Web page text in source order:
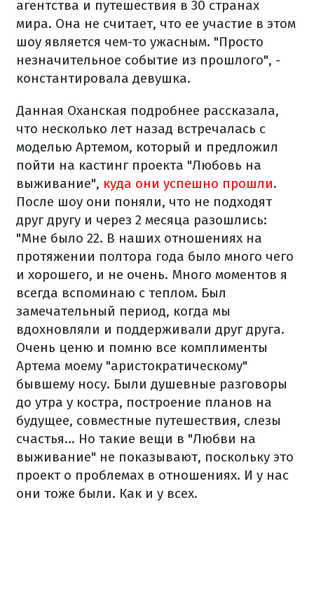
агентства и путешествия в 30 странах
мира. Она не считает, что ее участие в этом
шоу является чем-то ужасным. "Просто
незначительное событие из прошлого", -
константировала девушка.
Данная Оханская подробнее рассказала,
что несколько лет назад встречалась с
моделью Артемом, который и предложил
пойти на кастинг проекта "Любовь на
выживание", куда они успешно прошли.
После шоу они поняли, что не подходят
друг другу и через 2 месяца разошлись:
"Мне было 22. В наших отношениях на
протяжении полтора года было много чего
и хорошего, и не очень. Много моментов я
всегда вспоминаю с теплом. Был
замечательный период, когда мы
вдохновляли и поддерживали друг друга.
Очень ценю и помню все комплименты
Артема моему "аристократическому"
бывшему носу. Были душевные разговоры
до утра у костра, построение планов на
будущее, совместные путешествия, слезы
счастья... Но такие вещи в "Любви на
выживание" не показывают, поскольку это
проект о проблемах в отношениях. И у нас
они тоже были. Как и у всех.